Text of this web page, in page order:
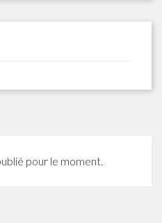
pour le moment.